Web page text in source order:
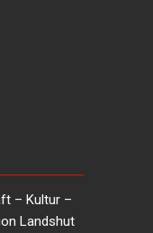
– Kultur –
Landshut